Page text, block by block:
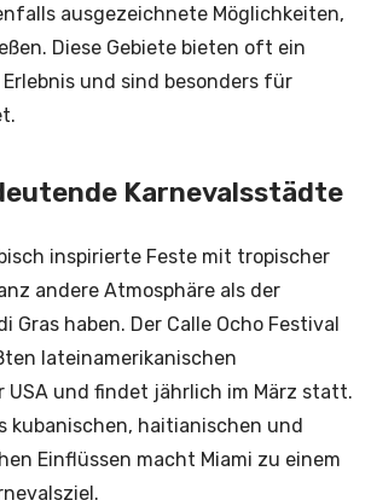
ausgezeichnete Möglichkeiten,
Diese Gebiete bieten oft ein
und sind besonders für
Karnevalsstädte
inspirierte Feste mit tropischer
andere Atmosphäre als der
Gras haben. Der Calle Ocho Festival
lateinamerikanischen
USA und findet jährlich im März statt.
kubanischen, haitianischen und
Einflüssen macht Miami zu einem